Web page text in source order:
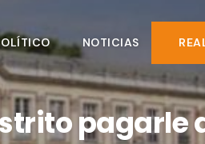
NOTICIAS
pagarle